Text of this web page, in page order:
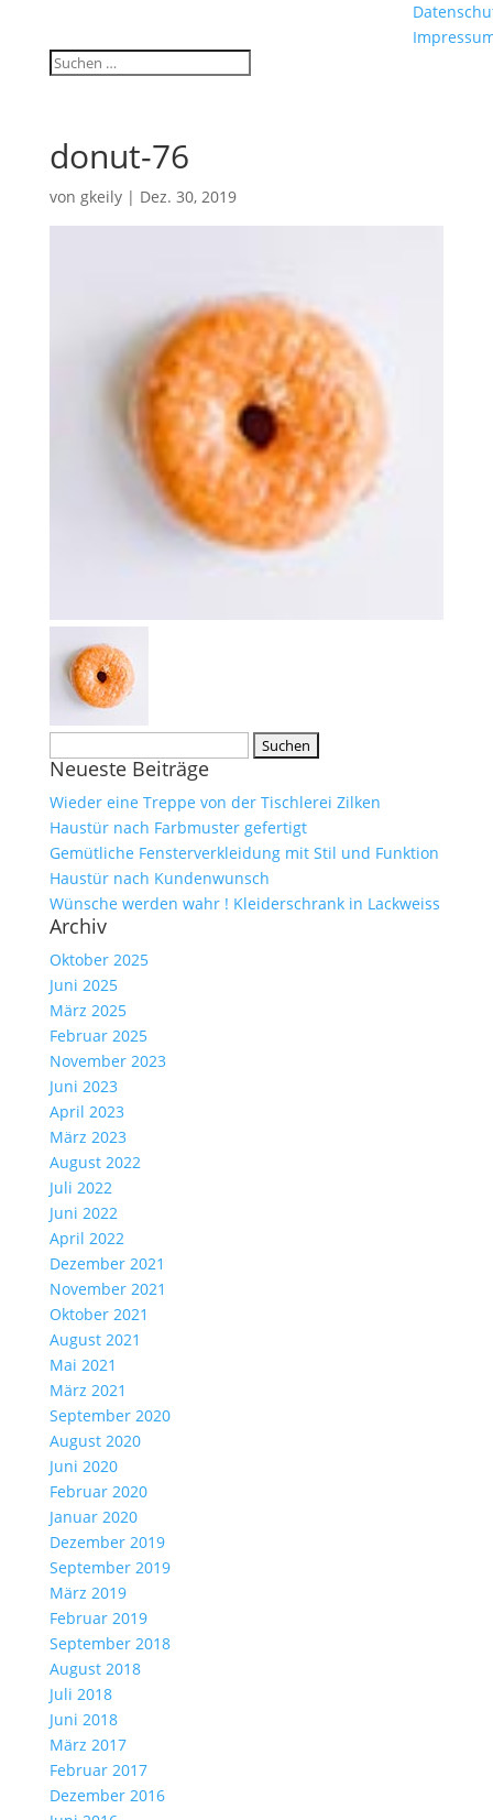
donut-76
von gkeily| Dez. 30, 2019
nach:
Neueste Beiträge
Wieder eine Treppe von der Tischlerei Zilken
Haustür nach Farbmuster gefertigt
Gemütliche Fensterverkleidung mit Stil und Funktion
Haustür nach Kundenwunsch
Wünsche werden wahr ! Kleiderschrank in Lackweiss
Archiv
Oktober 2025
Juni 2025
März 2025
Februar 2025
November 2023
Juni 2023
April 2023
März 2023
August 2022
Juli 2022
Juni 2022
April 2022
Dezember 2021
November 2021
Oktober 2021
August 2021
Mai 2021
März 2021
September 2020
August 2020
Juni 2020
Februar 2020
Januar 2020
Dezember 2019
September 2019
März 2019
Februar 2019
September 2018
August 2018
Juli 2018
Juni 2018
März 2017
Februar 2017
Dezember 2016